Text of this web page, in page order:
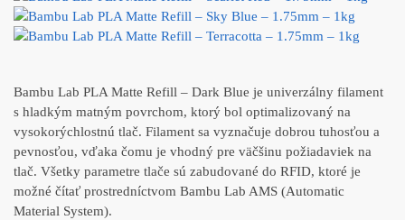
Bambu Lab PLA Matte Refill – Dark Blue je univerzálny filament
s hladkým matným povrchom, ktorý bol optimalizovaný na
vysokorýchlostnú tlač. Filament sa vyznačuje dobrou tuhosťou a
pevnosťou, vďaka čomu je vhodný pre väčšinu požiadaviek na
tlač. Všetky parametre tlače sú zabudované do RFID, ktoré je
možné čítať prostredníctvom Bambu Lab AMS (Automatic
Material System).